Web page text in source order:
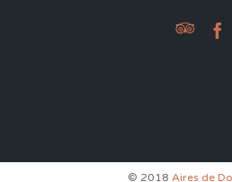
 
© 2018 Aires de